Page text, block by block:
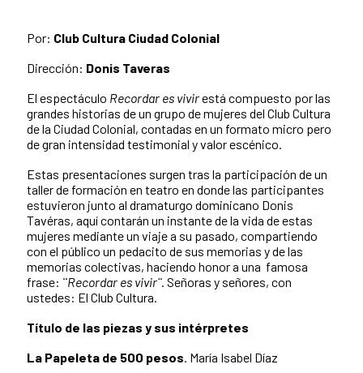
Por: Club Cultura Ciudad Colonial
Dirección: Donis Taveras
El espectáculo Recordar es vivirestá compuesto por las
grandes historias de un grupo de mujeres del Club Cultura
de la Ciudad Colonial, contadas en un formato micro pero
de gran intensidad testimonial y valor escénico.
Estas presentaciones surgen tras la participación de un
taller de formación en teatro en donde las participantes
estuvieron junto al dramaturgo dominicano Donis
Tavéras, aquí contarán un instante de la vida de estas
mujeres mediante un viaje a su pasado, compartiendo
con el público un pedacito de sus memorias y de las
memorias colectivas, haciendo honor a una famosa
frase: ¨Recordar es vivir¨. Señoras y señores, con
ustedes: El Club Cultura.
Título de las piezas y sus intérpretes
La Papeleta de 500 pesos. María Isabel Díaz